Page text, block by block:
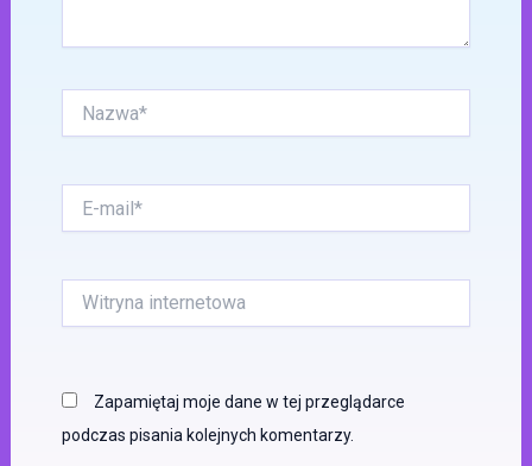
mail*
internetowa
Zapamiętaj moje dane w tej przeglądarce
podczas pisania kolejnych komentarzy.